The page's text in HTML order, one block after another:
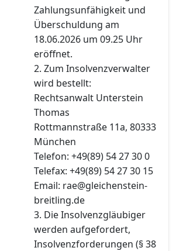
Zahlungsunfähigkeit und
Überschuldung am
18.06.2026 um 09.25 Uhr
eröffnet.
2. Zum Insolvenzverwalter
wird bestellt:
Rechtsanwalt Unterstein
Thomas
Rottmannstraße 11a, 80333
München
Telefon: +49(89) 54 27 30 0
Telefax: +49(89) 54 27 30 15
Email: rae@gleichenstein-
breitling.de
3. Die Insolvenzgläubiger
werden aufgefordert,
Insolvenzforderungen (§ 38